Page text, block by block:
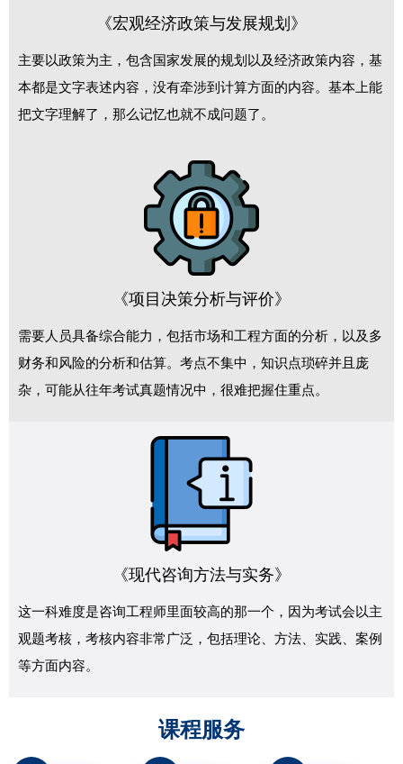
《宏观经济政策与发展规划》
主要以政策为主，包含国家发展的规划以及经济政策内容，基
本都是文字表述内容，没有牵涉到计算方面的内容。基本上能
把文字理解了，那么记忆也就不成问题了。
《项目决策分析与评价》
需要人员具备综合能力，包括市场和工程方面的分析，以及多
财务和风险的分析和估算。考点不集中，知识点琐碎并且庞
杂，可能从往年考试真题情况中，很难把握住重点。
《现代咨询方法与实务》
这一科难度是咨询工程师里面较高的那一个，因为考试会以主
观题考核，考核内容非常广泛，包括理论、方法、实践、案例
等方面内容。
课程服务